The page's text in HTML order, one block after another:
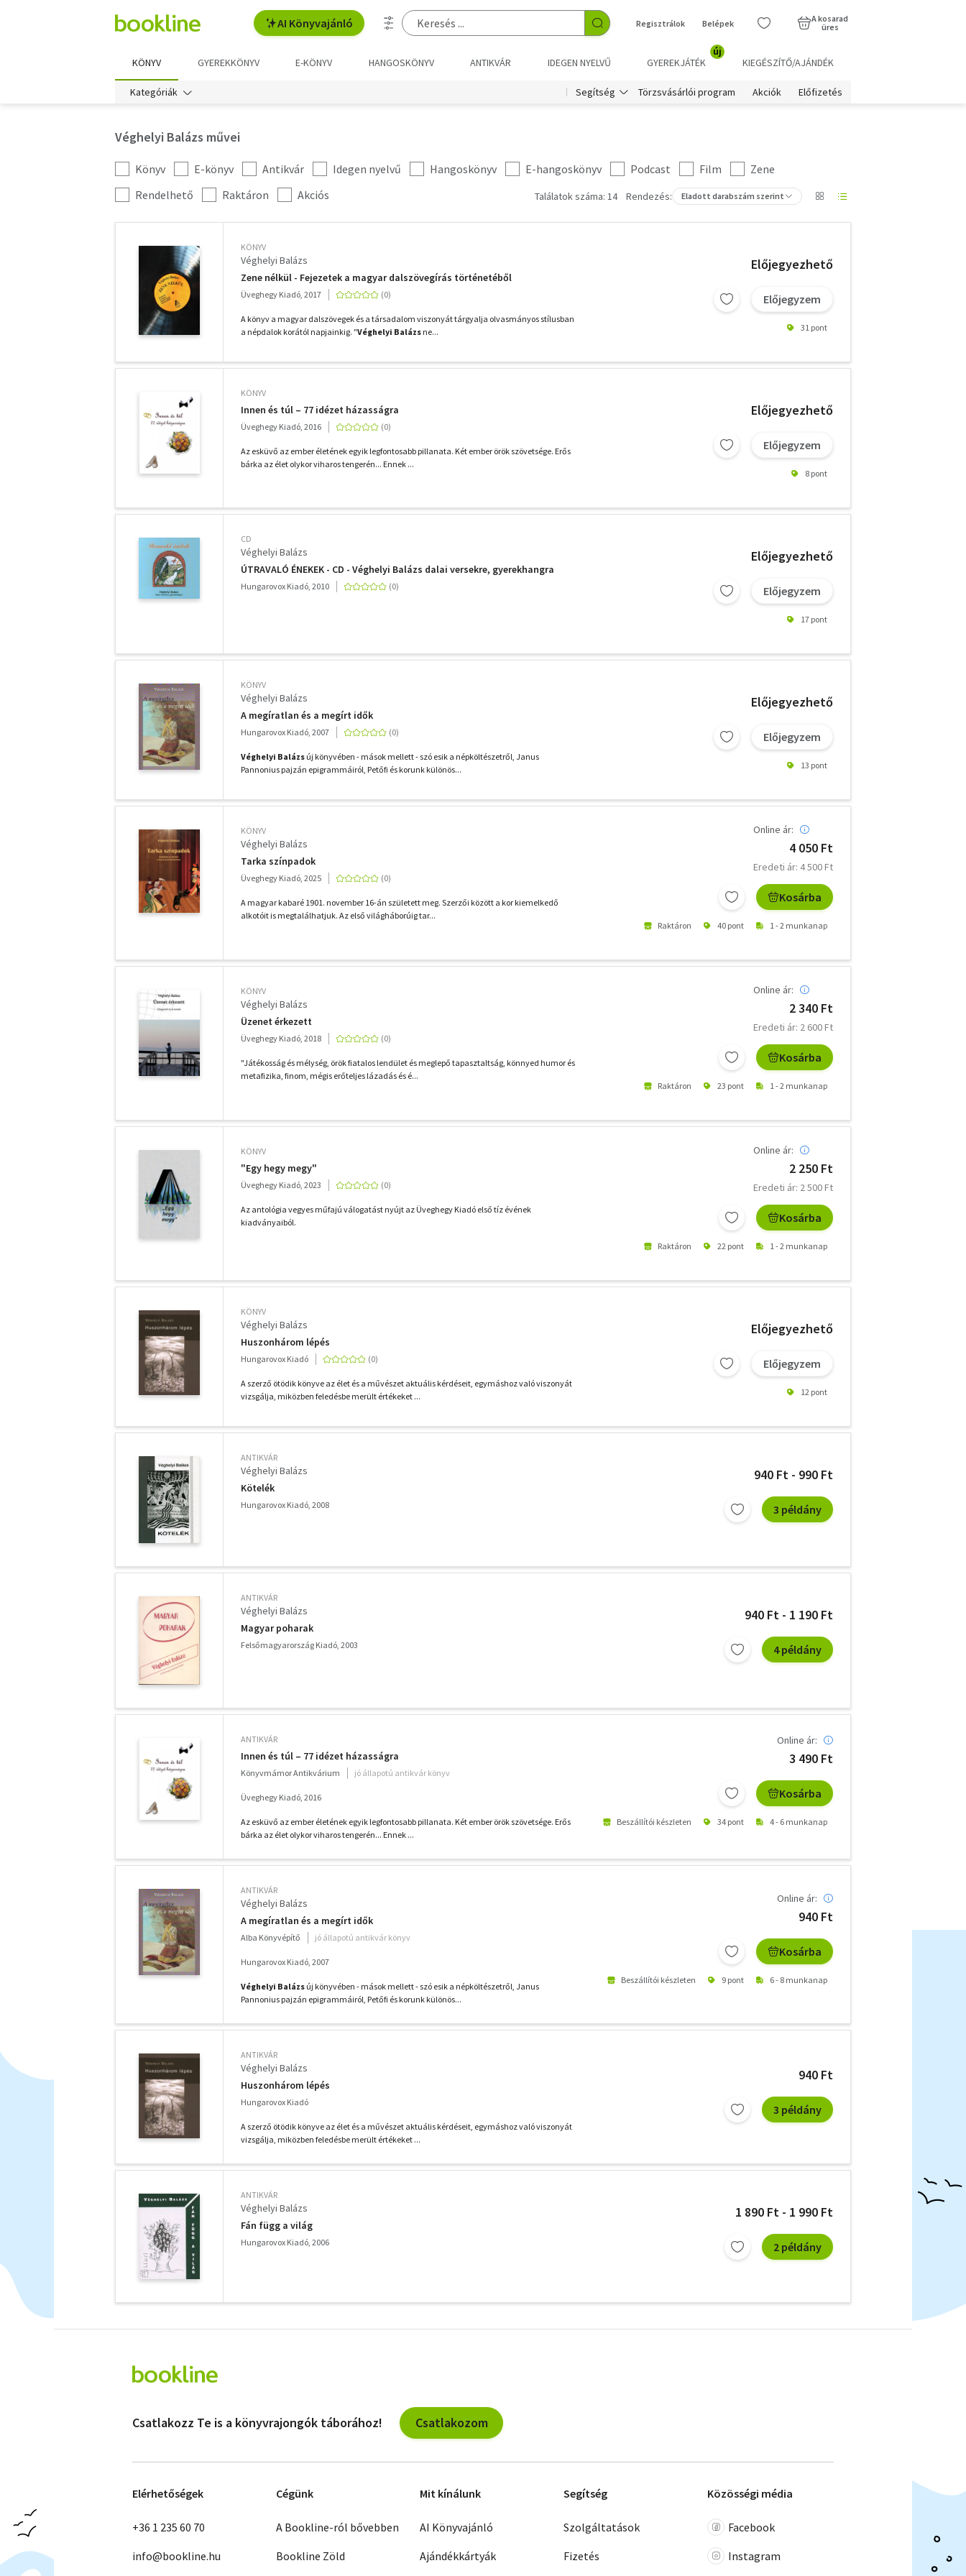
AI Könyvajánló Regisztrálok Belépek
A kosarad
üres
KÖNYV GYEREKKÖNYV E-KÖNYV HANGOSKÖNYV ANTIKVÁR IDEGEN NYELVŰ GYEREKJÁTÉK
új
KIEGÉSZÍTŐ/AJÁNDÉK
Kategóriák Segítség Törzsvásárlói program Akciók Előfizetés
Véghelyi Balázs művei
Kategória
szűrés
Könyv E-könyv Antikvár Idegen nyelvű Hangoskönyv E-hangoskönyv Podcast Film
Zene
További
szűrők
Rendelhető Raktáron Akciós Találatok száma: 14 Rendezés: Eladott darabszám szerint
KÖNYV
Véghelyi Balázs
Zene nélkül - Fejezetek a magyar dalszövegírás történetéből
Üveghegy Kiadó, 2017
A könyv a magyar dalszövegek és a társadalom viszonyát tárgyalja olvasmányos stílusban
a népdalok korától napjainkig. "Véghelyi Balázs ne...
Előjegyezhető
Előjegyzem
31 pont
KÖNYV
Innen és túl – 77 idézet házasságra
Üveghegy Kiadó, 2016
Az esküvő az ember életének egyik legfontosabb pillanata. Két ember örök szövetsége. Erős
bárka az élet olykor viharos tengerén... Ennek ...
Előjegyezhető
Előjegyzem
8 pont
CD
Véghelyi Balázs
ÚTRAVALÓ ÉNEKEK - CD - Véghelyi Balázs dalai versekre, gyerekhangra
Hungarovox Kiadó, 2010
Előjegyezhető
Előjegyzem
17 pont
KÖNYV
Véghelyi Balázs
A megíratlan és a megírt idők
Hungarovox Kiadó, 2007
Véghelyi Balázs új könyvében - mások mellett - szó esik a népköltészetről, Janus
Pannonius pajzán epigrammáiról, Petőfi és korunk különös...
Előjegyezhető
Előjegyzem
13 pont
KÖNYV
Véghelyi Balázs
Tarka színpadok
Üveghegy Kiadó, 2025
A magyar kabaré 1901. november 16-án született meg. Szerzői között a kor kiemelkedő
alkotóit is megtalálhatjuk. Az első világháborúig tar...
Online ár:
4 050 Ft
Eredeti ár: 4 500 Ft
Kosárba
Raktáron 40 pont 1 - 2 munkanap
KÖNYV
Véghelyi Balázs
Üzenet érkezett
Üveghegy Kiadó, 2018
"Játékosság és mélység, örök fiatalos lendület és meglepő tapasztaltság, könnyed humor és
metafizika, finom, mégis erőteljes lázadás és é...
Online ár:
2 340 Ft
Eredeti ár: 2 600 Ft
Kosárba
Raktáron 23 pont 1 - 2 munkanap
KÖNYV
"Egy hegy megy"
Üveghegy Kiadó, 2023
Az antológia vegyes műfajú válogatást nyújt az Üveghegy Kiadó első tíz évének
kiadványaiból.
Online ár:
2 250 Ft
Eredeti ár: 2 500 Ft
Kosárba
Raktáron 22 pont 1 - 2 munkanap
KÖNYV
Véghelyi Balázs
Huszonhárom lépés
Hungarovox Kiadó
A szerző ötödik könyve az élet és a művészet aktuális kérdéseit, egymáshoz való viszonyát
vizsgálja, miközben feledésbe merült értékeket ...
Előjegyezhető
Előjegyzem
12 pont
ANTIKVÁR
Véghelyi Balázs
Kötelék
Hungarovox Kiadó, 2008
940 Ft - 990 Ft
3 példány
ANTIKVÁR
Véghelyi Balázs
Magyar poharak
Felsőmagyarország Kiadó, 2003
940 Ft - 1 190 Ft
4 példány
ANTIKVÁR
Innen és túl – 77 idézet házasságra
Könyvmámor Antikvárium jó állapotú antikvár könyv
Üveghegy Kiadó, 2016
Az esküvő az ember életének egyik legfontosabb pillanata. Két ember örök szövetsége. Erős
bárka az élet olykor viharos tengerén... Ennek ...
Online ár:
3 490 Ft
Kosárba
Beszállítói készleten 34 pont 4 - 6 munkanap
ANTIKVÁR
Véghelyi Balázs
A megíratlan és a megírt idők
Alba Könyvépítő jó állapotú antikvár könyv
Hungarovox Kiadó, 2007
Véghelyi Balázs új könyvében - mások mellett - szó esik a népköltészetről, Janus
Pannonius pajzán epigrammáiról, Petőfi és korunk különös...
Online ár:
940 Ft
Kosárba
Beszállítói készleten 9 pont 6 - 8 munkanap
ANTIKVÁR
Véghelyi Balázs
Huszonhárom lépés
Hungarovox Kiadó
A szerző ötödik könyve az élet és a művészet aktuális kérdéseit, egymáshoz való viszonyát
vizsgálja, miközben feledésbe merült értékeket ...
940 Ft
3 példány
ANTIKVÁR
Véghelyi Balázs
Fán függ a világ
Hungarovox Kiadó, 2006
1 890 Ft - 1 990 Ft
2 példány
szűrők
Csatlakozz Te is a könyvrajongók táborához! Csatlakozom
Elérhetőségek
+36 1 235 60 70
info@bookline.hu
Cégünk
A Bookline-ról bővebben
Bookline Zöld
Mit kínálunk
AI Könyvajánló
Ajándékkártyák
Segítség
Szolgáltatások
Fizetés
Közösségi média
Facebook
Instagram